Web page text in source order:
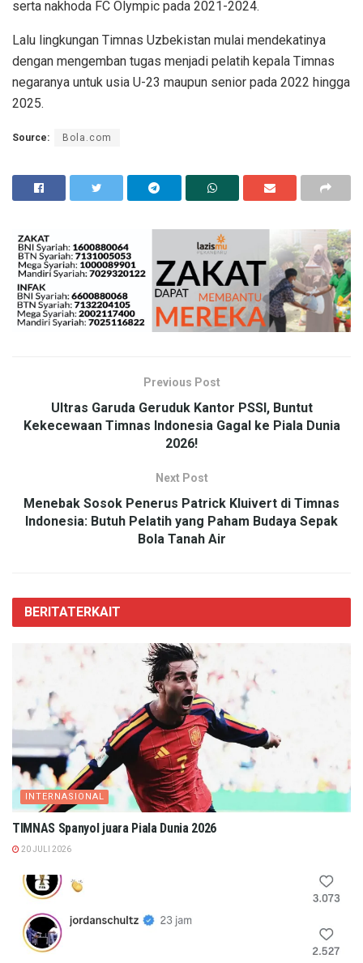
serta nakhoda FC Olympic pada 2021-2024.
Lalu lingkungan Timnas Uzbekistan mulai mendekatinya
dengan mengemban tugas menjadi pelatih kepala Timnas
negaranya untuk usia U-23 maupun senior pada 2022 hingga
2025.
Source: Bola.com
Previous Post
Ultras Garuda Geruduk Kantor PSSI, Buntut
Kekecewaan Timnas Indonesia Gagal ke Piala Dunia
2026!
Next Post
Menebak Sosok Penerus Patrick Kluivert di Timnas
Indonesia: Butuh Pelatih yang Paham Budaya Sepak
Bola Tanah Air
BERITATERKAIT
INTERNASIONAL
TIMNAS Spanyol juara Piala Dunia 2026
20 JULI 2026